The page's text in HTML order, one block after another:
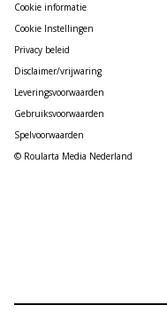
Cookie informatie
Cookie Instellingen
Privacy beleid
Disclaimer/vrijwaring
Leveringsvoorwaarden
Gebruiksvoorwaarden
Spelvoorwaarden
© Roularta Media Nederland